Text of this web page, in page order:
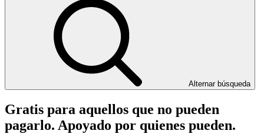
Alternar búsqueda
Gratis para aquellos que no pueden
pagarlo. Apoyado por quienes pueden.